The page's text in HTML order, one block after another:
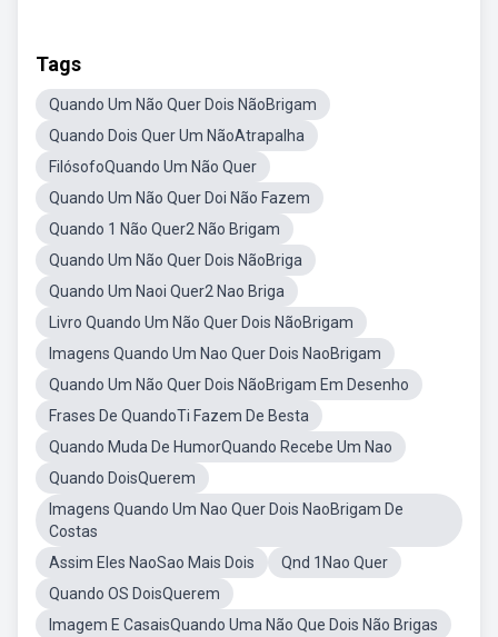
Tags
Quando Um Não Quer Dois NãoBrigam
Quando Dois Quer Um NãoAtrapalha
FilósofoQuando Um Não Quer
Quando Um Não Quer Doi Não Fazem
Quando 1 Não Quer2 Não Brigam
Quando Um Não Quer Dois NãoBriga
Quando Um Naoi Quer2 Nao Briga
Livro Quando Um Não Quer Dois NãoBrigam
Imagens Quando Um Nao Quer Dois NaoBrigam
Quando Um Não Quer Dois NãoBrigam Em Desenho
Frases De QuandoTi Fazem De Besta
Quando Muda De HumorQuando Recebe Um Nao
Quando DoisQuerem
Imagens Quando Um Nao Quer Dois NaoBrigam De
Costas
Assim Eles NaoSao Mais Dois
Qnd 1Nao Quer
Quando OS DoisQuerem
Imagem E CasaisQuando Uma Não Que Dois Não Brigas